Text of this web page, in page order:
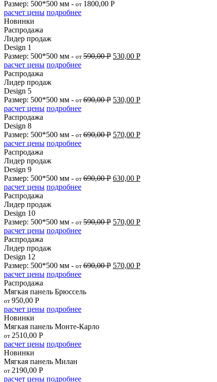
Размер: 500*500 мм - от 1800,00 Р
расчет цены подробнее
Новинки
Распродажа
Лидер продаж
Design 1
Размер: 500*500 мм - от 590,00Р 530,00 Р
расчет цены подробнее
Распродажа
Лидер продаж
Design 5
Размер: 500*500 мм - от 690,00Р 530,00 Р
расчет цены подробнее
Распродажа
Design 8
Размер: 500*500 мм - от 690,00Р 570,00 Р
расчет цены подробнее
Распродажа
Лидер продаж
Design 9
Размер: 500*500 мм - от 690,00Р 630,00 Р
расчет цены подробнее
Распродажа
Лидер продаж
Design 10
Размер: 500*500 мм - от 590,00Р 570,00 Р
расчет цены подробнее
Распродажа
Лидер продаж
Design 12
Размер: 500*500 мм - от 690,00Р 570,00 Р
расчет цены подробнее
Распродажа
Мягкая панель Брюссель
от 950,00 Р
расчет цены подробнее
Новинки
Мягкая панель Монте-Карло
от 2510,00 Р
расчет цены подробнее
Новинки
Мягкая панель Милан
от 2190,00 Р
расчет цены подробнее